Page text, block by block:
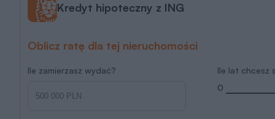
Kredyt hipoteczny z ING
Oblicz ratę dla tej nieruchomości
Ile zamierzasz wydać?
Ile lat chcesz
0